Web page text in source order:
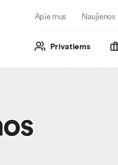
Apie mus Naujienos
Privatiems